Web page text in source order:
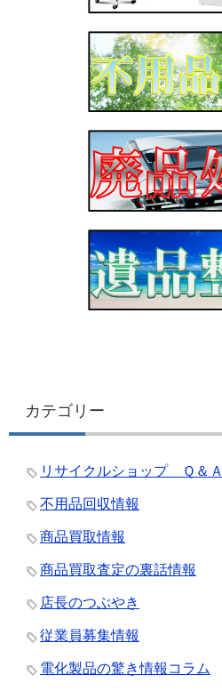
カテゴリー
リサイクルショップ Ｑ＆Ａ
不用品回収情報
商品買取情報
商品買取査定の裏話情報
店長のつぶやき
従業員募集情報
電化製品の驚き情報コラム